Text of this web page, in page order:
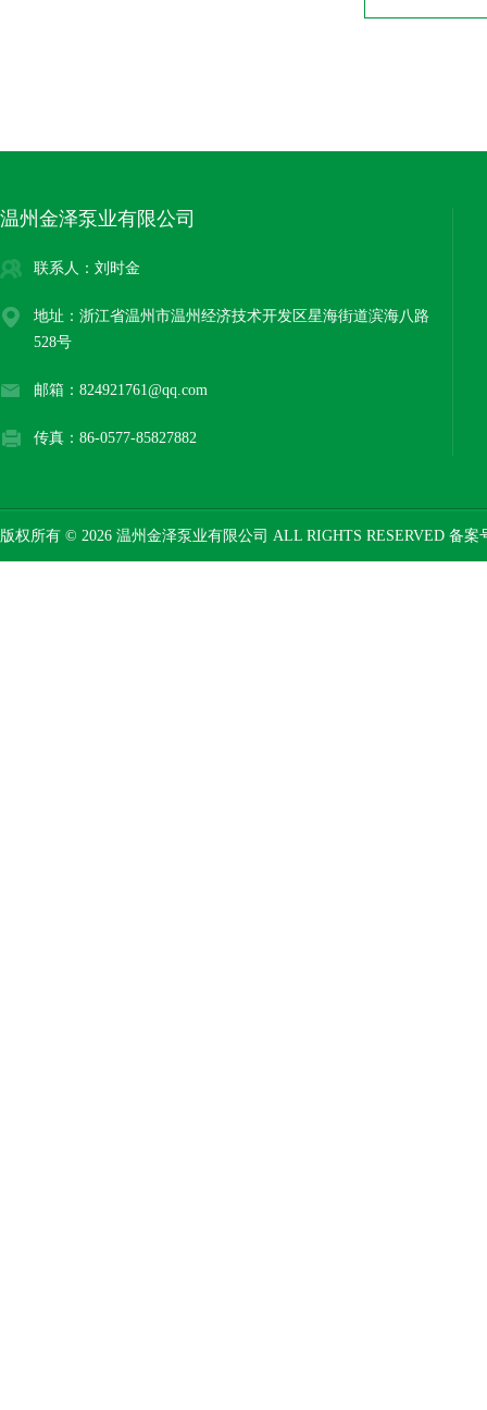
温州金泽泵业有限公司
联系人：刘时金
地址：浙江省温州市温州经济技术开发区星海街道滨海八路
528号
邮箱：824921761@qq.com
传真：86-0577-85827882
版权所有 © 2026 温州金泽泵业有限公司 ALL RIGHTS RESERVED 备案